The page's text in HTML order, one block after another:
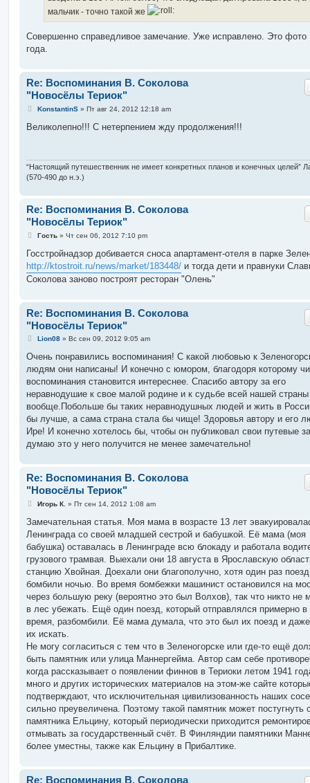
мальчик - точно такой же
Совершенно справедливое замечание. Уже исправлено. Это фото
года.
Re: Воспоминания В. Соколова
"Новосёлы Териок"
С
о
и
е
KonstantinS» Пт авг 24, 2012 12:18 am
Великолепно!!! С нетерпением жду продолжения!!!
“Настоящий путешественник не имеет конкретных планов и конечных целей”
(570-490 до н.э.)
Re: Воспоминания В. Соколова
"Новосёлы Териок"
С
о
щ
е
н
е
Гость» Чт сен 06, 2012 7:10 pm
Госстройнадзор добивается сноса апартамент-отеля в парке
http://ktostroit.ru/news/market/183448/ и тогда дети и правнуки
Соколова заново построят ресторан "Олень"
Re: Воспоминания В. Соколова
"Новосёлы Териок"
С
о
щ
е
и
е
Lion08» Вс сен 09, 2012 9:05 am
Очень понравились воспоминания! С какой любовью к
людям они написаны! И конечно с юмором, благодоря которому
воспоминания становится интереснее. Спасибо автору за его
неравнодушие к свое малой родине и к судьбе всей нашей страны
вообще.Побольше бы таких неравнодушных людей и жить в
бы лучше, а сама страна стала бы чище! Здоровья автору и его
Ире! И конечно хотелось бы, чтобы он публиковал свои путевые
думаю это у него получится не менее замечательно!
Re: Воспоминания В. Соколова
"Новосёлы Териок"
С
о
щ
е
и
е
Игорь К. » Пт сен 14, 2012 1:08 am
Замечательная статья. Моя мама в возрасте 13 лет
Ленинграда со своей младшей сестрой и бабушкой. Её мама (моя
бабушка) оставалась в Ленинграде всю блокаду и работала
грузового трамвая. Выехали они 18 августа в Ярославскую
станцию Хвойная. Доехали они благополучно, хотя один раз
бомбили ночью. Во время бомбежки машинист остановился на
через большую реку (вероятно это был Волхов), так что никто не
в лес убежать. Ещё один поезд, который отправлялся примерно в
время, разбомбили. Её мама думала, что это был их поезд и
их искать.
Не могу согласиться с тем что в Зеленогорске или где-то ещё
быть памятник или улица Маннергейма. Автор сам себе
когда рассказывает о появлении финнов в Териоки летом 1941
много и других исторических материалов на этом-же сайте
подтверждают, что исключительная цивилизованность наших
сильно преувеличена. Поэтому такой памятник может постугнуть
памятника Ельцину, который периодически приходится
отмывать за государственный счёт. В Финляндии памятники
более уместны, также как Ельцину в Прибалтике.
Re: Воспоминания В. Соколова